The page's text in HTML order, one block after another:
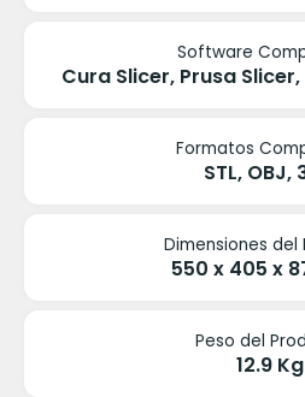
Software
Cura Slicer, Prusa
Formatos
STL, OBJ,
Dimensiones del
550 x 405 x
Peso del
12.9 Kg